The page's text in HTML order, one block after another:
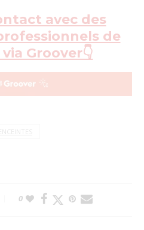
avec des
de
Groover👇
ENCEINTES
0